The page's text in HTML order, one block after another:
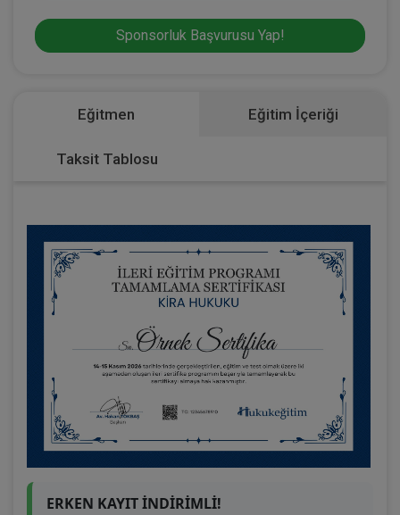
Sponsorluk Başvurusu Yap!
Eğitmen Eğitim İçeriği
Taksit Tablosu
ERKEN KAYIT İNDİRİMLİ!